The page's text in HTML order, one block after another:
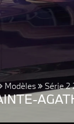
Modèles Série 2